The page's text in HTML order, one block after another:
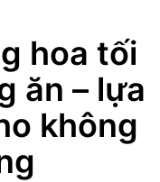
hoa tối
ăn – lựa
không